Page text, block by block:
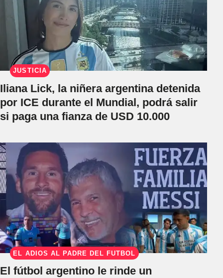
JUSTICIA
Iliana Lick, la niñera argentina detenida
por ICE durante el Mundial, podrá salir
si paga una fianza de USD 10.000
EL ADIÓS AL PADRE DEL FÚTBOL
El fútbol argentino le rinde un